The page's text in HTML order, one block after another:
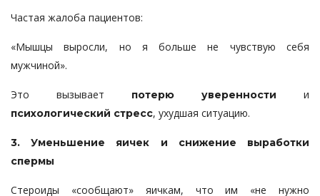
Частая жалоба пациентов:
«Мышцы выросли, но я больше не чувствую себя
мужчиной».
Это вызывает потерю уверенности и
психологический стресс, ухудшая ситуацию.
3. Уменьшение яичек и снижение выработки
спермы
Стероиды «сообщают» яичкам, что им «не нужно